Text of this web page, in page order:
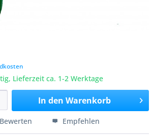
Lieferzeit ca. 1-2 Werktage
In den Warenkorb
Bewerten Empfehlen